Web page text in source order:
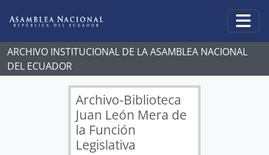
ARCHIVO INSTITUCIONAL DE LA ASAMBLEA NACIONAL
DEL ECUADOR
Archivo-Biblioteca
Juan León Mera de
la Función
Legislativa